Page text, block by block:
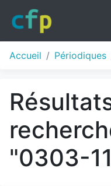
Accueil Périodiques
"0303-